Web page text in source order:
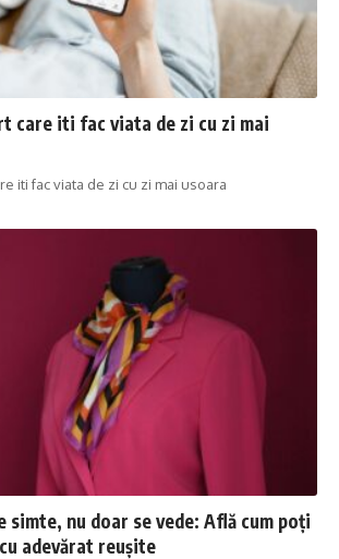
care iti fac viata de zi cu zi mai
iti fac viata de zi cu zi mai usoara
simte, nu doar se vede: Află cum poți
adevărat reușite